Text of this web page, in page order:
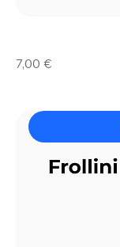
Cacao
Intenso
Prezzo
7,00 €